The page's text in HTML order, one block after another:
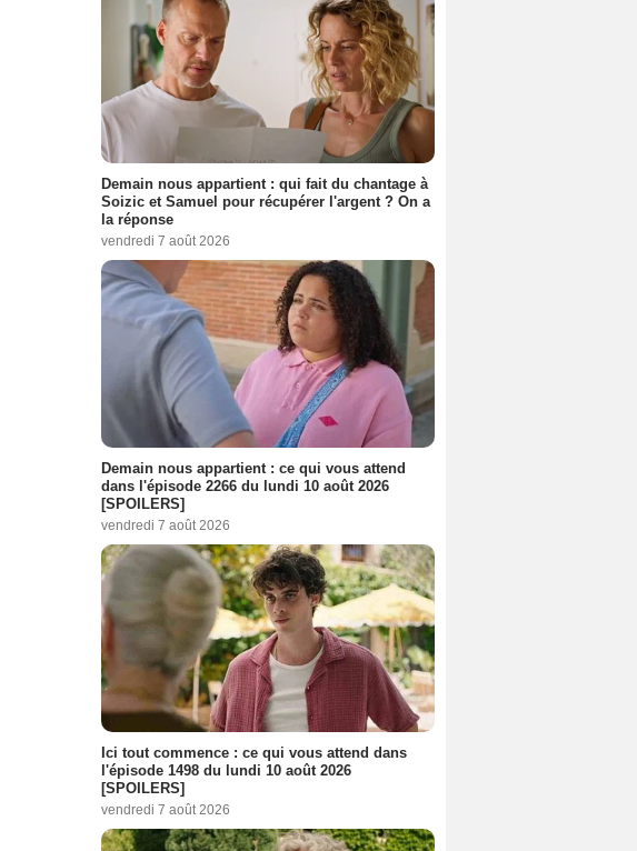
Demain nous appartient : qui fait du chantage à
Soizic et Samuel pour récupérer l'argent ? On a
la réponse
vendredi 7 août 2026
Demain nous appartient : ce qui vous attend
dans l'épisode 2266 du lundi 10 août 2026
[SPOILERS]
vendredi 7 août 2026
Ici tout commence : ce qui vous attend dans
l'épisode 1498 du lundi 10 août 2026
[SPOILERS]
vendredi 7 août 2026